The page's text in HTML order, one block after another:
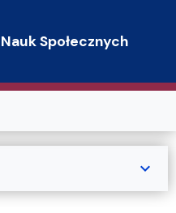
Społecznych
expand_more